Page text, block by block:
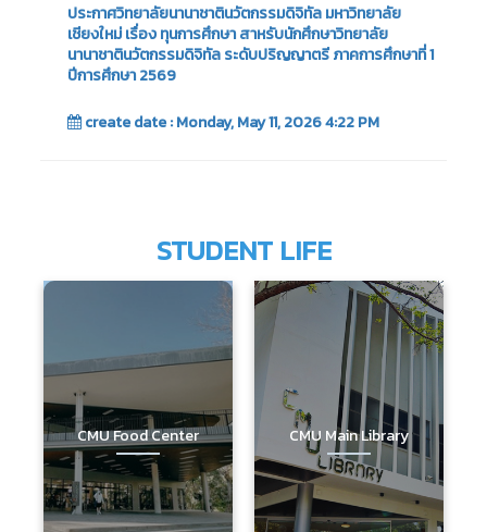
ประกาศวิทยาลัยนานาชาตินวัตกรรมดิจิทัล มหาวิทยาลัย
เชียงใหม่ เรื่อง ทุนการศึกษา สาหรับนักศึกษาวิทยาลัย
นานาชาตินวัตกรรมดิจิทัล ระดับปริญญาตรี ภาคการศึกษาที่ 1
ปีการศึกษา 2569
create date : Monday, May 11, 2026 4:22 PM
STUDENT LIFE
CMU Food Center CMU Main Library